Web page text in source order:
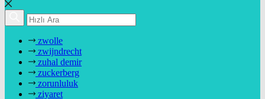
zwolle
zwijndrecht
zuhal demir
zuckerberg
zorunluluk
ziyaret